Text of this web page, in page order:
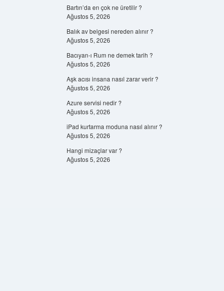
Bartın’da en çok ne üretilir ?
Ağustos 5, 2026
Balık av belgesi nereden alınır ?
Ağustos 5, 2026
Bacıyan-ı Rum ne demek tarih ?
Ağustos 5, 2026
Aşk acısı insana nasıl zarar verir ?
Ağustos 5, 2026
Azure servisi nedir ?
Ağustos 5, 2026
iPad kurtarma moduna nasıl alınır ?
Ağustos 5, 2026
Hangi mizaçlar var ?
Ağustos 5, 2026